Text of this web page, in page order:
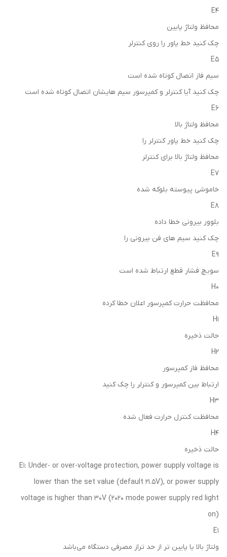
E4
محافظ ولتاژ پایین
چک کنید خط پاور را روی کنترلر
E5
سیم فاز اتصال کوتاه شده است
چک کنید آیا کنترلر و کمپرسور سیم هایشان اتصال کوتاه شده است
E6
محافظ ولتاژ بالا
چک کنید خط پاور کنترلر را
محافظ ولتاژ بالا برای کنترلر
E7
خاموشی پیوسته بلوکه شده
E8
بلوور بیرونی خطا داده
چک کنید سیم های فن بیرونی را
E9
سویچ فشار قطع ارتباط شده است
H0
محافظت حرارت کمپرسور اعلان خطا کرده
H1
حالت ذخیره
H2
محافظ فاز کمپرسور
ارتباط بین کمپرسور و کنترلر را چک کنید
H3
محافظت کنترل حرارت فعال شده
H4
حالت ذخیره
E1: Under- or over-voltage protection, power supply voltage is
lower than the set value (default 21.5V), or power supply
voltage is higher than 30V (2020 mode power supply red light
on)
ولتاژ بالا یا پایین تر از حد تراز مصرفی دستگاه می‌باشد